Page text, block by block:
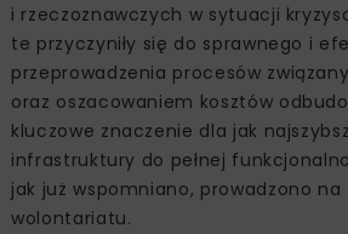
i rzeczoznawczych w sytuacji
te przyczyniły się do sprawnego i
przeprowadzenia procesów
oraz oszacowaniem kosztów
kluczowe znaczenie dla jak
infrastruktury do pełnej
jak już wspomniano, prowadzono na
wolontariatu.